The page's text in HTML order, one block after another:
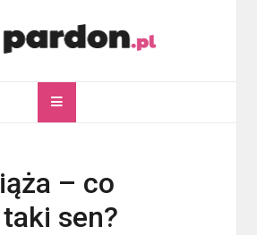
– co
sen?